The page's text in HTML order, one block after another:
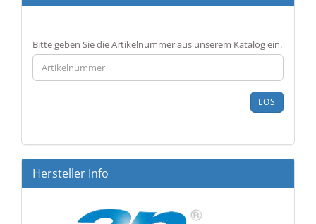
BITTE
GEBEN
SIE
DIE
EIN.
Bitte geben Sie die Artikelnummer aus unserem Katalog ein.
LOS
Hersteller Info